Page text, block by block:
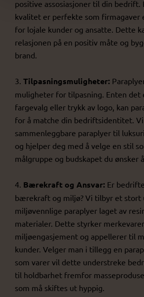
positive assosiasjoner til din bedrift.
kvalitet er perfekte som firmagaver
for lojale kunder og ansatte. Dette
relasjonen på en positiv måte og
brand.
3. Tilpasningsmuligheter:
muligheter for tilpasning. Enten det
fargevalg eller trykk av logo, kan
for å matche din bedriftsidentitet. Vi
sammenleggbare paraplyer til
og hjelper deg med å velge en stil
målgruppe og budskapet du ønsker
4. Bærekraft og Ansvar: Er
bærekraft og miljø? Vi tilbyr et stort
miljøvennlige paraplyer laget av
materialer. Dette styrker
miljøengasjement og appellerer til
kunder. Velger man i tillegg en
som varer vil dette understreke
til holdbarhet fremfor
som må skiftes ut hyppig.